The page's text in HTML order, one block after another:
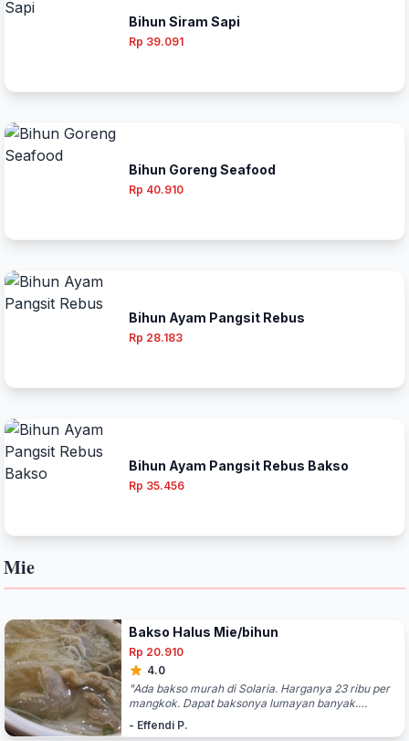
Bihun Siram Sapi
Rp 39.091
Bihun Goreng Seafood
Rp 40.910
Bihun Ayam Pangsit Rebus
Rp 28.183
Bihun Ayam Pangsit Rebus Bakso
Rp 35.456
Mie
Bakso Halus Mie/bihun
Rp 20.910
4.0
"Ada bakso murah di Solaria. Harganya 23 ribu per
mangkok. Dapat baksonya lumayan banyak.
Topping nya bisa pilih mau pakai mie atau bihun.
Rasa baksonya ok, lumayan enak."
- Effendi P.